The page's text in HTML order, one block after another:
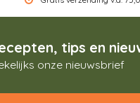
tips en
onze nieuwsbrief